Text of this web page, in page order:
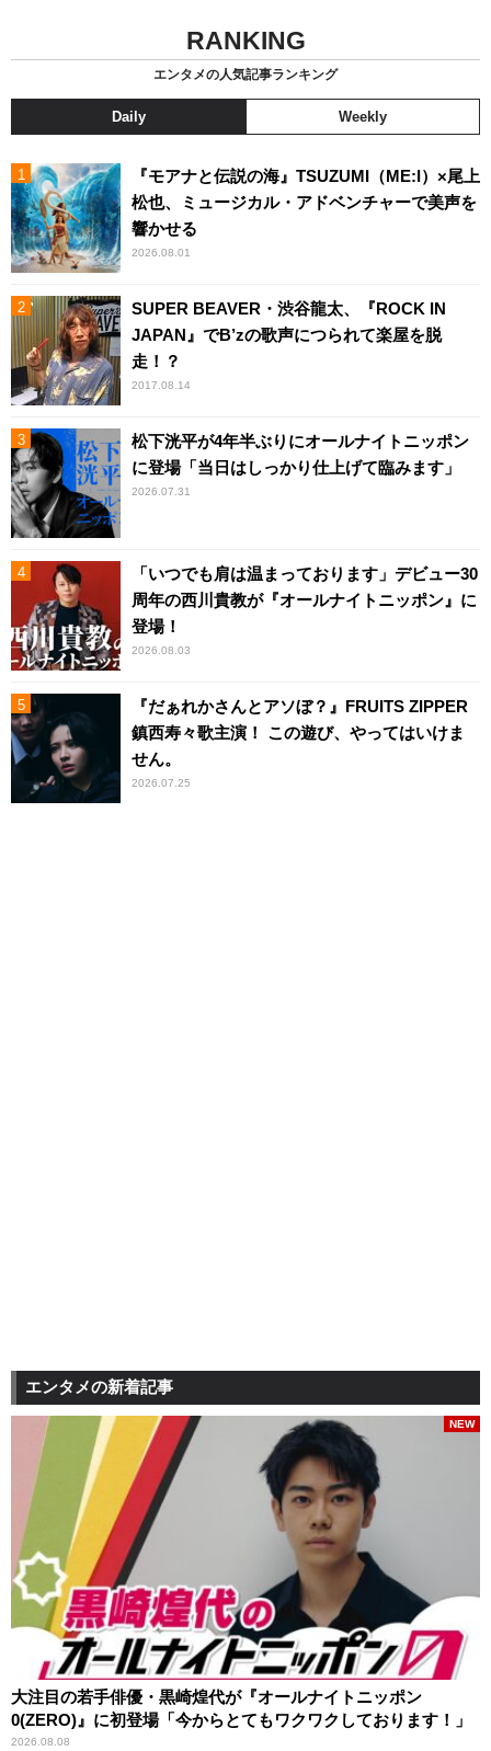
RANKING
エンタメの人気記事ランキング
Daily Weekly
『モアナと伝説の海』TSUZUMI（ME:I）×尾上
松也、ミュージカル・アドベンチャーで美声を
響かせる
2026.08.01
SUPER BEAVER・渋谷龍太、『ROCK IN
JAPAN』でB’zの歌声につられて楽屋を脱
走！？
2017.08.14
松下洸平が4年半ぶりにオールナイトニッポン
に登場「当日はしっかり仕上げて臨みます」
2026.07.31
「いつでも肩は温まっております」デビュー30
周年の西川貴教が『オールナイトニッポン』に
登場！
2026.08.03
『だぁれかさんとアソぼ？』FRUITS ZIPPER
鎮西寿々歌主演！ この遊び、やってはいけま
せん。
2026.07.25
エンタメの新着記事
大注目の若手俳優・黒崎煌代が『オールナイトニッポン
0(ZERO)』に初登場「今からとてもワクワクしております！」
2026.08.08
NEW